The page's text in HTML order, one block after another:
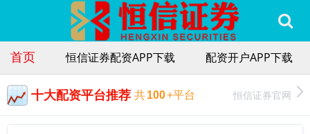
首页 恒信证券配资APP下载 配资开户APP下载
十大配资平台推荐 共100+平台 恒信证券官网